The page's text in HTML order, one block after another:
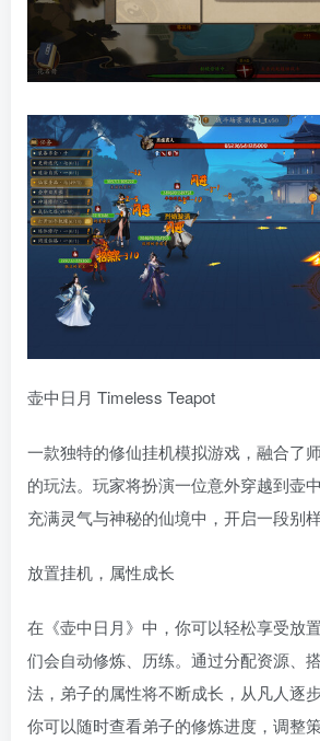
壶中日月 Timeless Teapot
一款独特的修仙挂机模拟游戏，融合了
的玩法。玩家将扮演一位意外穿越到壶
充满灵气与神秘的仙境中，开启一段别
放置挂机，属性成长
在《壶中日月》中，你可以轻松享受放
们会自动修炼、历练。通过分配资源、
法，弟子的属性将不断成长，从凡人逐
你可以随时查看弟子的修炼进度，调整